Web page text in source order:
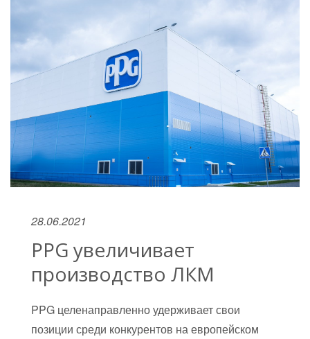
28.06.2021
PPG увеличивает
производство ЛКМ
PPG целенаправленно удерживает свои
позиции среди конкурентов на европейском